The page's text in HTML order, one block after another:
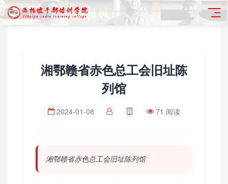
湘鄂赣省赤色总工会旧址陈
列馆
2024-01-08 71 阅读
湘鄂赣省赤色总工会旧址陈列馆